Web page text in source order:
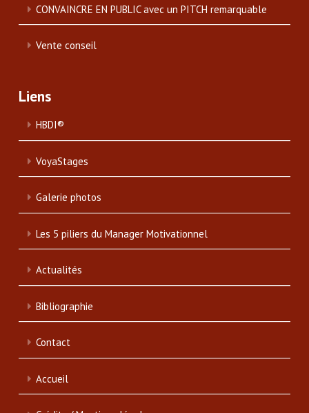
CONVAINCRE EN PUBLIC avec un PITCH remarquable
Vente conseil
Liens
HBDI®
VoyaStages
Galerie photos
Les 5 piliers du Manager Motivationnel
Actualités
Bibliographie
Contact
Accueil